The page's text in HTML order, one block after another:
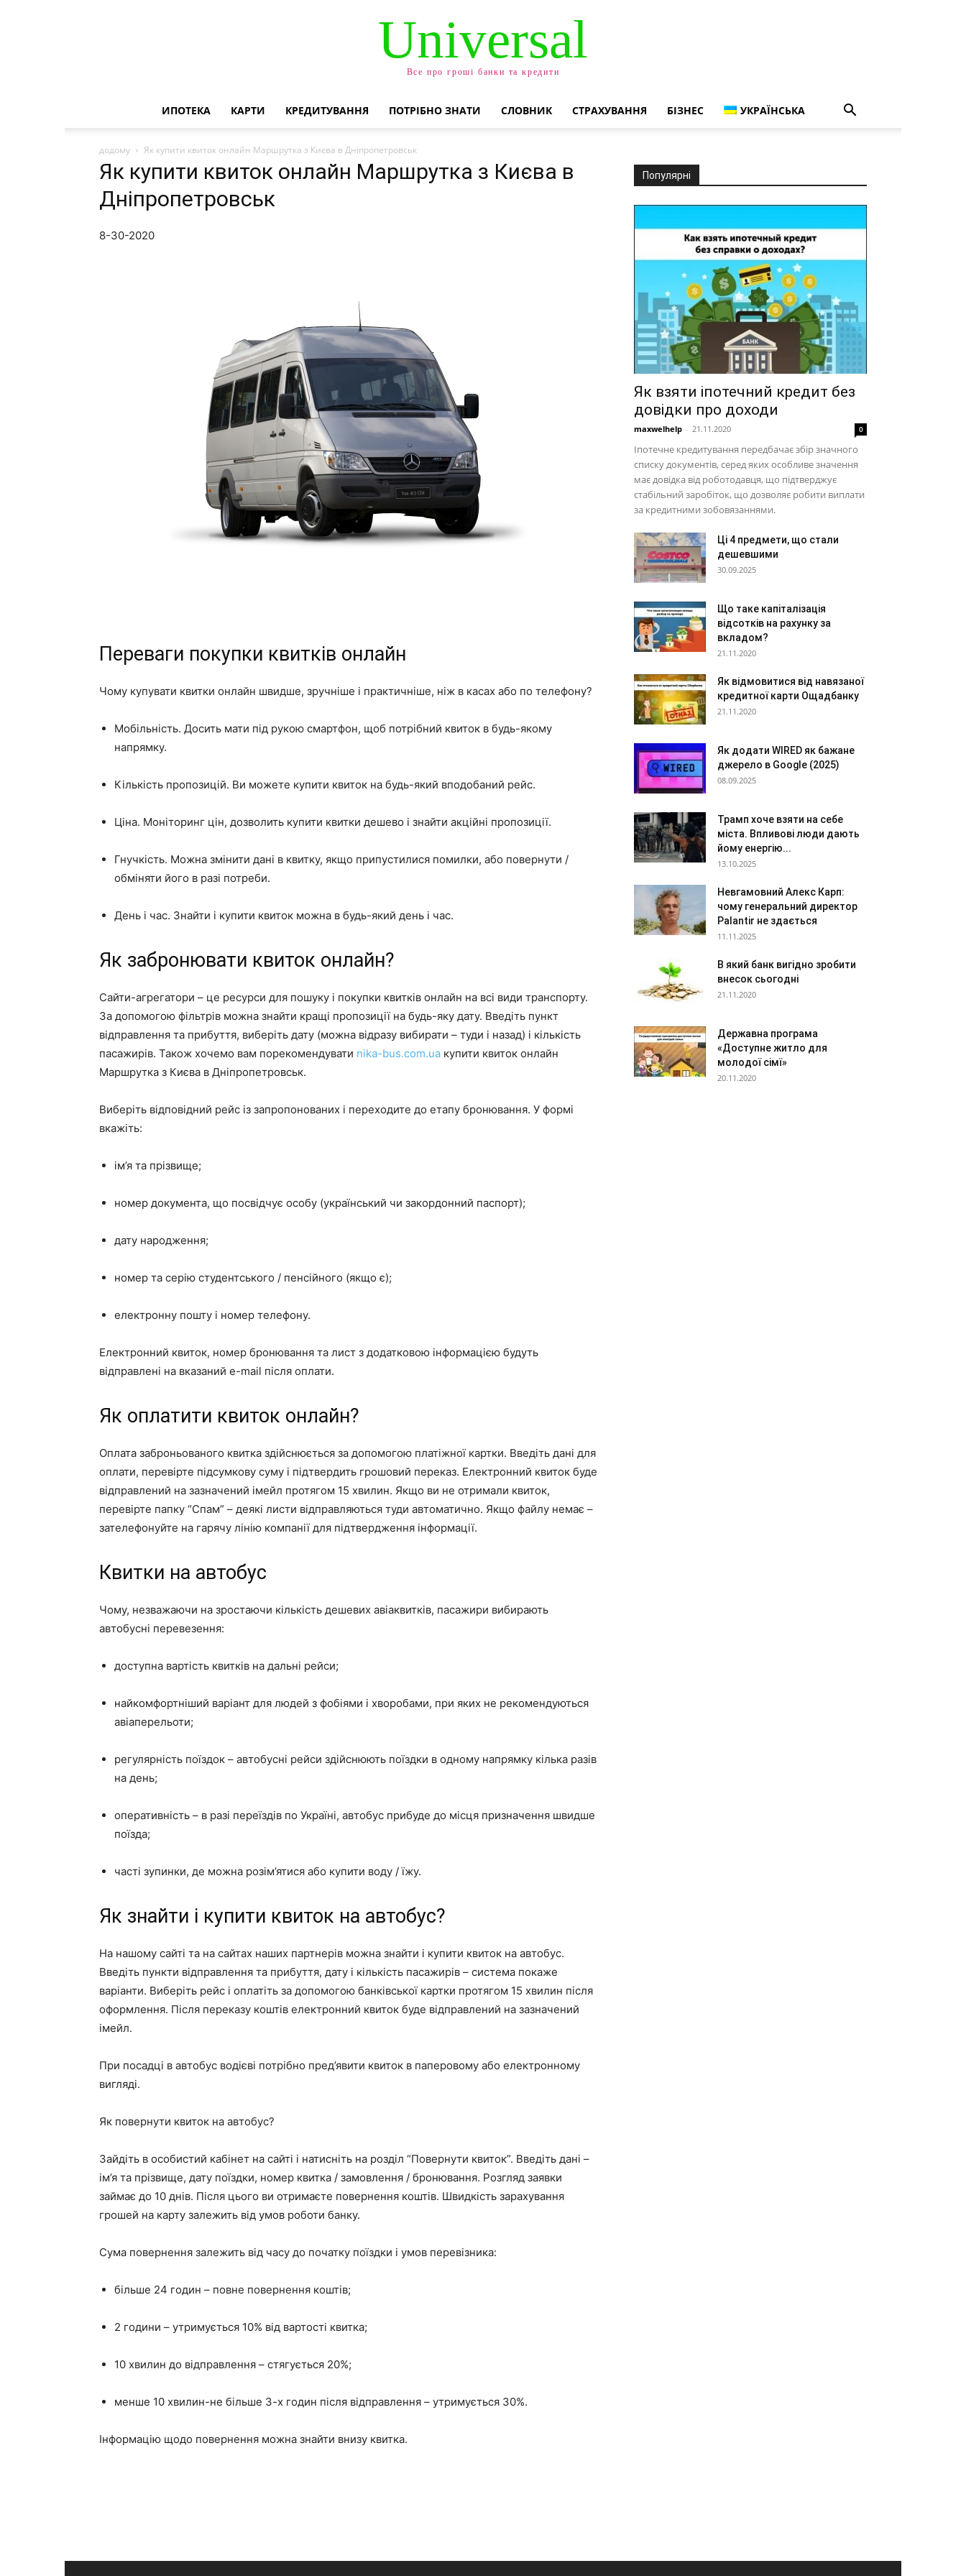
Universal
Все про гроші банки та кредити
ИПОТЕКА КАРТИ КРЕДИТУВАННЯ ПОТРІБНО ЗНАТИ СЛОВНИК СТРАХУВАННЯ БІЗНЕС УКРАЇНСЬКА
додому Як купити квиток онлайн Маршрутка з Києва в Дніпропетровськ
Як купити квиток онлайн Маршрутка з Києва в
Дніпропетровськ
8-30-2020
Переваги покупки квитків онлайн
Чому купувати квитки онлайн швидше, зручніше і практичніше, ніж в касах або по телефону?
Мобільність. Досить мати під рукою смартфон, щоб потрібний квиток в будь-якому
напрямку.
Кількість пропозицій. Ви можете купити квиток на будь-який вподобаний рейс.
Ціна. Моніторинг цін, дозволить купити квитки дешево і знайти акційні пропозиції.
Гнучкість. Можна змінити дані в квитку, якщо припустилися помилки, або повернути /
обміняти його в разі потреби.
День і час. Знайти і купити квиток можна в будь-який день і час.
Як забронювати квиток онлайн?
Сайти-агрегатори – це ресурси для пошуку і покупки квитків онлайн на всі види транспорту.
За допомогою фільтрів можна знайти кращі пропозиції на будь-яку дату. Введіть пункт
відправлення та прибуття, виберіть дату (можна відразу вибирати – туди і назад) і кількість
пасажирів. Також хочемо вам порекомендувати nika-bus.com.ua купити квиток онлайн
Маршрутка з Києва в Дніпропетровськ.
Виберіть відповідний рейс із запропонованих і переходите до етапу бронювання. У формі
вкажіть:
ім’я та прізвище;
номер документа, що посвідчує особу (український чи закордонний паспорт);
дату народження;
номер та серію студентського / пенсійного (якщо є);
електронну пошту і номер телефону.
Електронний квиток, номер бронювання та лист з додатковою інформацією будуть
відправлені на вказаний e-mail після оплати.
Як оплатити квиток онлайн?
Оплата заброньованого квитка здійснюється за допомогою платіжної картки. Введіть дані для
оплати, перевірте підсумкову суму і підтвердить грошовий переказ. Електронний квиток буде
відправлений на зазначений імейл протягом 15 хвилин. Якщо ви не отримали квиток,
перевірте папку “Спам” – деякі листи відправляються туди автоматично. Якщо файлу немає –
зателефонуйте на гарячу лінію компанії для підтвердження інформації.
Квитки на автобус
Чому, незважаючи на зростаючи кількість дешевих авіаквитків, пасажири вибирають
автобусні перевезення:
доступна вартість квитків на дальні рейси;
найкомфортніший варіант для людей з фобіями і хворобами, при яких не рекомендуються
авіаперельоти;
регулярність поїздок – автобусні рейси здійснюють поїздки в одному напрямку кілька разів
на день;
оперативність – в разі переїздів по Україні, автобус прибуде до місця призначення швидше
поїзда;
часті зупинки, де можна розім’ятися або купити воду / їжу.
Як знайти і купити квиток на автобус?
На нашому сайті та на сайтах наших партнерів можна знайти і купити квиток на автобус.
Введіть пункти відправлення та прибуття, дату і кількість пасажирів – система покаже
варіанти. Виберіть рейс і оплатіть за допомогою банківської картки протягом 15 хвилин після
оформлення. Після переказу коштів електронний квиток буде відправлений на зазначений
імейл.
При посадці в автобус водієві потрібно пред’явити квиток в паперовому або електронному
вигляді.
Як повернути квиток на автобус?
Зайдіть в особистий кабінет на сайті і натисніть на розділ “Повернути квиток”. Введіть дані –
ім’я та прізвище, дату поїздки, номер квитка / замовлення / бронювання. Розгляд заявки
займає до 10 днів. Після цього ви отримаєте повернення коштів. Швидкість зарахування
грошей на карту залежить від умов роботи банку.
Сума повернення залежить від часу до початку поїздки і умов перевізника:
більше 24 годин – повне повернення коштів;
2 години – утримується 10% від вартості квитка;
10 хвилин до відправлення – стягується 20%;
менше 10 хвилин-не більше 3-х годин після відправлення – утримується 30%.
Інформацію щодо повернення можна знайти внизу квитка.
Популярні
Як взяти іпотечний кредит без
довідки про доходи
maxwelhelp - 21.11.2020 0
Іпотечне кредитування передбачає збір значного
списку документів, серед яких особливе значення
має довідка від роботодавця, що підтверджує
стабільний заробіток, що дозволяє робити виплати
за кредитними зобовязаннями.
Ці 4 предмети, що стали
дешевшими
30.09.2025
Що таке капіталізація
відсотків на рахунку за
вкладом?
21.11.2020
Як відмовитися від навязаної
кредитної карти Ощадбанку
21.11.2020
Як додати WIRED як бажане
джерело в Google (2025)
08.09.2025
Трамп хоче взяти на себе
міста. Впливові люди дають
йому енергію...
13.10.2025
Невгамовний Алекс Карп:
чому генеральний директор
Palantir не здається
11.11.2025
В який банк вигідно зробити
внесок сьогодні
21.11.2020
Державна програма
«Доступне житло для
молодої сімї»
20.11.2020